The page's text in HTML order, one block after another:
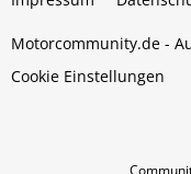
Motorcommunity.de -
Cookie Einstellungen